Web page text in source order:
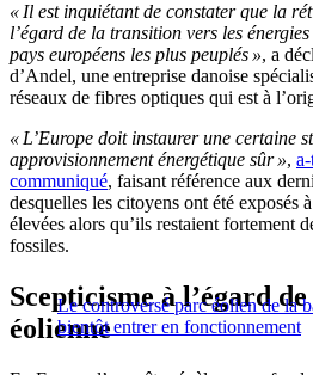
« Il est inquiétant de constater que la
l’égard de la transition vers les
pays européens les plus peuplés », a
d’Andel, une entreprise danoise
réseaux de fibres optiques qui est à
« L’Europe doit instaurer une certaine
approvisionnement énergétique sûr »,
communiqué, faisant référence aux
desquelles les citoyens ont été exposés
élevées alors qu’ils restaient fortement
fossiles.
Le controversé parc éolien de la
bientôt entrer en fonctionnement
Scepticisme à l’égard
éolienne